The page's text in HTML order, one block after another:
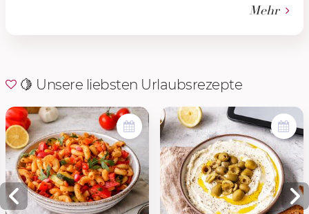
Mehr
🍋 Unsere liebsten Urlaubsrezepte